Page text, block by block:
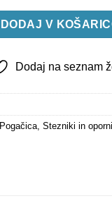
DODAJ V
Dodaj na seznam
Pogačica, Stezniki in